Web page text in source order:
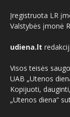
Įregistruota LR
Valstybės įmonė
udiena.lt
Visos teisės
UAB „Utenos
Kopijuoti,
„Utenos diena“